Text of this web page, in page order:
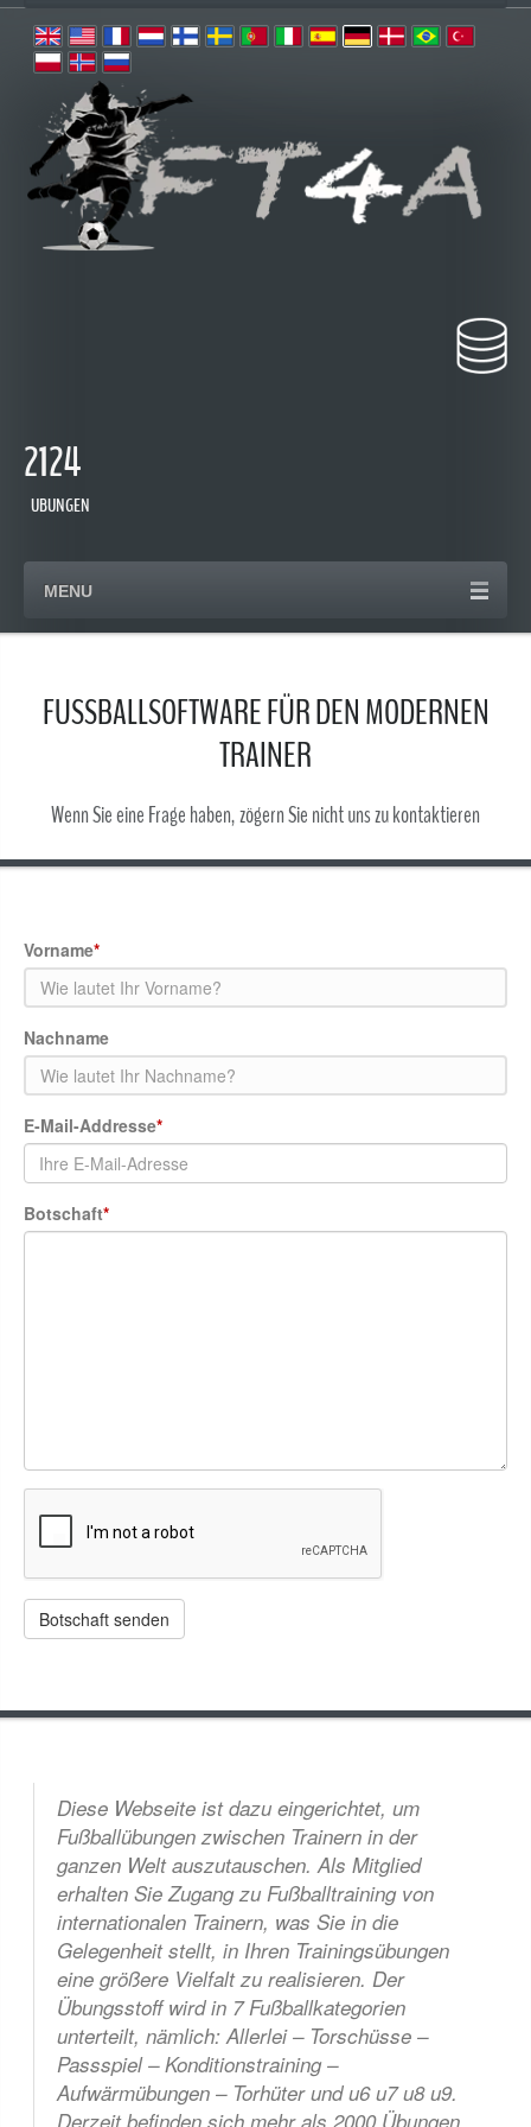
2124
UBUNGEN
MENU
FUSSBALLSOFTWARE FÜR DEN MODERNEN
TRAINER
Wenn Sie eine Frage haben, zögern Sie nicht uns zu kontaktieren
Vorname*
Nachname
E-Mail-Addresse*
Botschaft*
Diese Webseite ist dazu eingerichtet, um
Fußballübungen zwischen Trainern in der
ganzen Welt auszutauschen. Als Mitglied
erhalten Sie Zugang zu Fußballtraining von
internationalen Trainern, was Sie in die
Gelegenheit stellt, in Ihren Trainingsübungen
eine größere Vielfalt zu realisieren. Der
Übungsstoff wird in 7 Fußballkategorien
unterteilt, nämlich: Allerlei – Torschüsse –
Passspiel – Konditionstraining –
Aufwärmübungen – Torhüter und u6 u7 u8 u9.
Derzeit befinden sich mehr als 2000 Übungen